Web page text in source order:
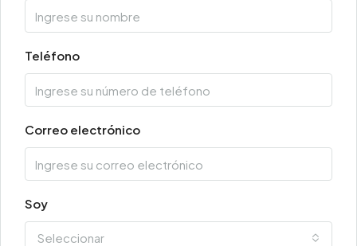
Teléfono
Correo electrónico
Soy
Seleccionar